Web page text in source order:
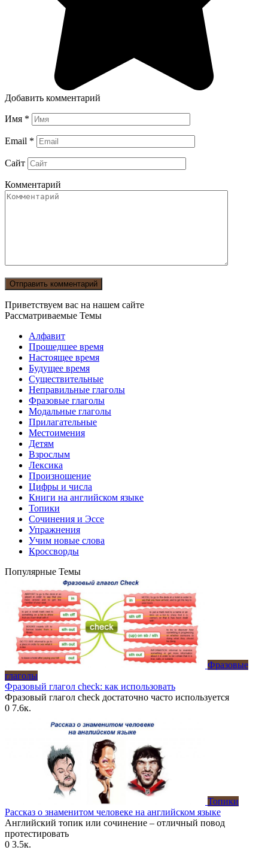
Добавить комментарий
Имя *
Email *
Сайт
Комментарий
Приветствуем вас на нашем сайте
Рассматриваемые Темы
Алфавит
Прошедшее время
Настоящее время
Будущее время
Существительные
Неправильные глаголы
Фразовые глаголы
Модальные глаголы
Прилагательные
Местоимения
Детям
Взрослым
Лексика
Произношение
Цифры и числа
Книги на английском языке
Топики
Сочинения и Эссе
Упражнения
Учим новые слова
Кроссворды
Популярные Темы
Фразовые
глаголы
Фразовый глагол check: как использовать
Фразовый глагол check достаточно часто используется
0 7.6к.
Топики
Рассказ о знаменитом человеке на английском языке
Английский топик или сочинение – отличный повод
протестировать
0 3.5к.